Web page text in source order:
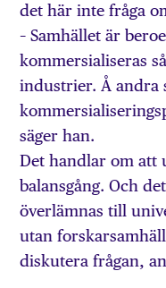
det här inte fråga
– Samhället är
kommersialiseras
industrier. Å andra
säger han.
Det handlar om att
balansgång. Och
överlämnas till
utan
diskutera frågan,